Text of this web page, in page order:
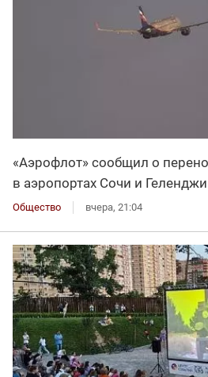
«Аэрофлот» сообщил о
в аэропортах Сочи и
Общество вчера, 21:04